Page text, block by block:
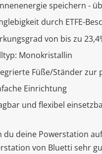
speichern -
durch ETFE-
von bis zu
Monokristallin
Füße/Ständer zur
Einrichtung
und flexibel
du deine Powerstation
von Bluetti sehr